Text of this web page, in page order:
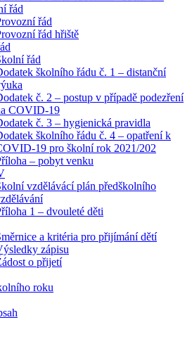
řád
řád
řád hřiště
řád
školního řádu č. 1 – distanční
č. 2 – postup v případě podezření
COVID-19
č. 3 – hygienická pravidla
školního řádu č. 4 – opatření k
19 pro školní rok 2021/202
– pobyt venku
vzdělávácí plán předškolního
1 – dvouleté děti
a kritéria pro přijímání dětí
zápisu
o přijetí
roku